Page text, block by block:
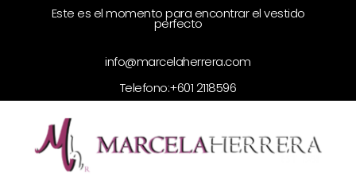
Este es el momento para encontrar el vestido
perfecto
info@marcelaherrera.com
Telefono:+601 2118596